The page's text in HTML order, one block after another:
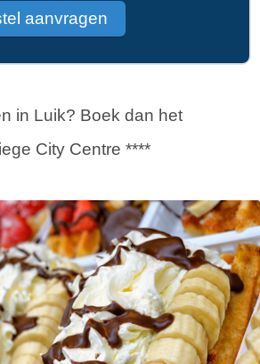
aanvragen
in Luik? Boek dan het
City Centre ****